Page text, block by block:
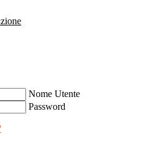
Nome Utente
Password